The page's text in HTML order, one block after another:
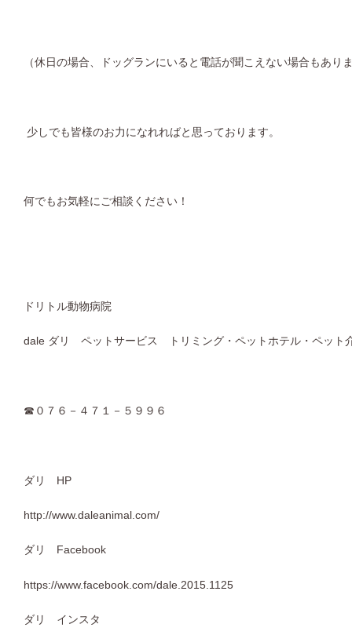
（休日の場合、ドッグランにいると電話が聞こえない場合もあり
少しでも皆様のお力になれればと思っております。
何でもお気軽にご相談ください！
ドリトル動物病院
dale ダリ ペットサービス トリミング・ペットホテル・ペット
☎０７６－４７１－５９９６
ダリ HP
http://www.daleanimal.com/
ダリ Facebook
https://www.facebook.com/dale.2015.1125
ダリ インスタ